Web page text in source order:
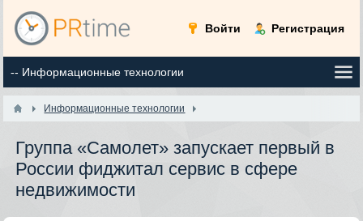
Войти Регистрация
Информационные технологии
Группа «Самолет» запускает первый в
России фиджитал сервис в сфере
недвижимости